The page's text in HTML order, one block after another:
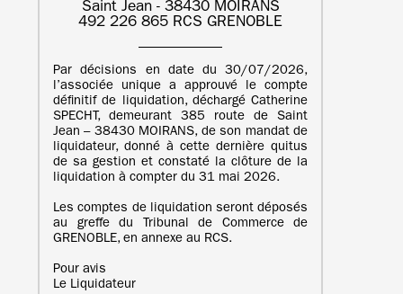
Saint Jean - 38430 MOIRANS
492 226 865 RCS GRENOBLE
Par décisions en date du 30/07/2026,
l’associée unique a approuvé le compte
définitif de liquidation, déchargé Catherine
SPECHT, demeurant 385 route de Saint
Jean – 38430 MOIRANS, de son mandat de
liquidateur, donné à cette dernière quitus
de sa gestion et constaté la clôture de la
liquidation à compter du 31 mai 2026.
Les comptes de liquidation seront déposés
au greffe du Tribunal de Commerce de
GRENOBLE, en annexe au RCS.
Pour avis
Le Liquidateur